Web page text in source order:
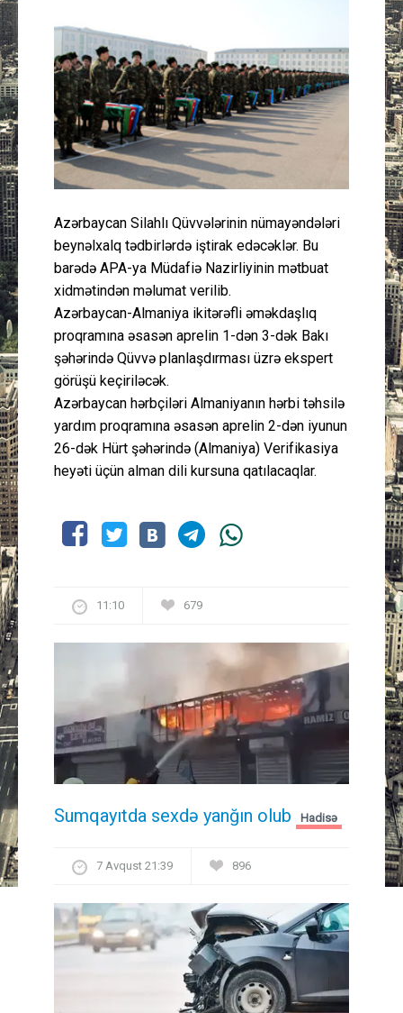
Müsahibə
İdman
Layihə
Gündəm
Əlaqə
Azərbaycan Silahlı Qüvvələrinin nümayəndələri
beynəlxalq tədbirlərdə iştirak edəcəklər. Bu
barədə APA-ya Müdafiə Nazirliyinin mətbuat
xidmətindən məlumat verilib.
Azərbaycan-Almaniya ikitərəfli əməkdaşlıq
proqramına əsasən aprelin 1-dən 3-dək Bakı
şəhərində Qüvvə planlaşdırması üzrə ekspert
görüşü keçiriləcək.
Azərbaycan hərbçiləri Almaniyanın hərbi təhsilə
yardım proqramına əsasən aprelin 2-dən iyunun
26-dək Hürt şəhərində (Almaniya) Verifikasiya
heyəti üçün alman dili kursuna qatılacaqlar.
11:10 679
Sumqayıtda sexdə yanğın olub Hadisə
7 Avqust 21:39 896